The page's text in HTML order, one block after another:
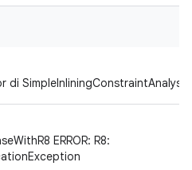
di SimpleInliningConstraintAnalysis
ERROR: R8: